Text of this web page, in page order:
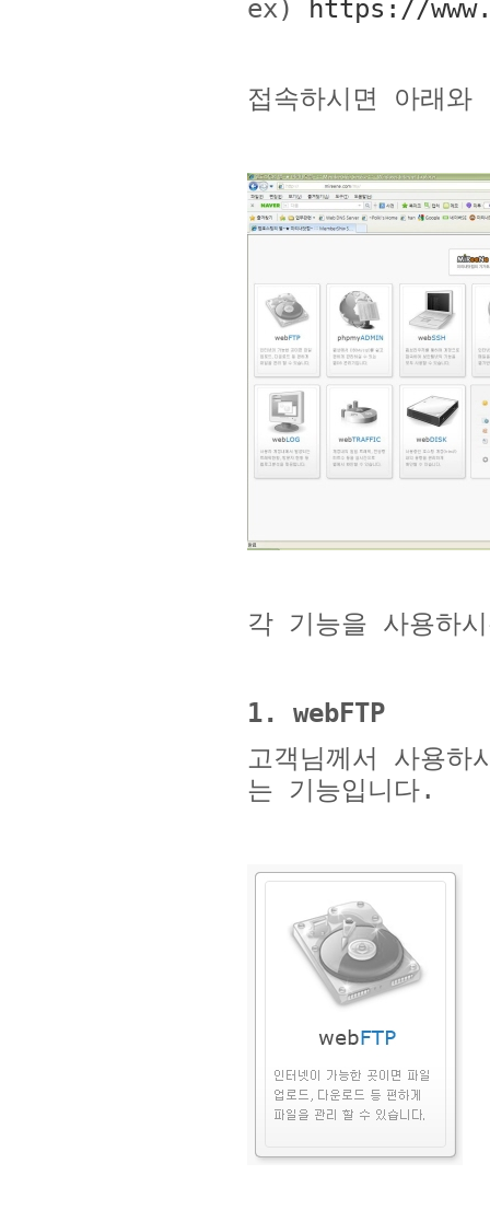
ex) https://
접속하시면 아래
각 기능을 사용하
1. webFTP
고객님께서 사용
는 기능입니다.